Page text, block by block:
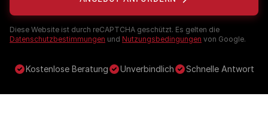
Diese Website ist durch reCAPTCHA geschützt. Es gelten die
Datenschutzbestimmungen und Nutzungsbedingungen von Google.
Kostenlose Beratung Unverbindlich Schnelle Antwort